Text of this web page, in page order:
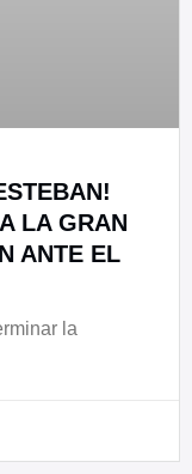
LA GRAN
ANTE EL
la